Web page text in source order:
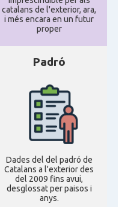
catalans de l'exterior, ara,
i més encara en un futur
proper
Padró
Dades del del padró de
Catalans a l'exterior des
del 2009 fins avui,
desglossat per paisos i
anys.